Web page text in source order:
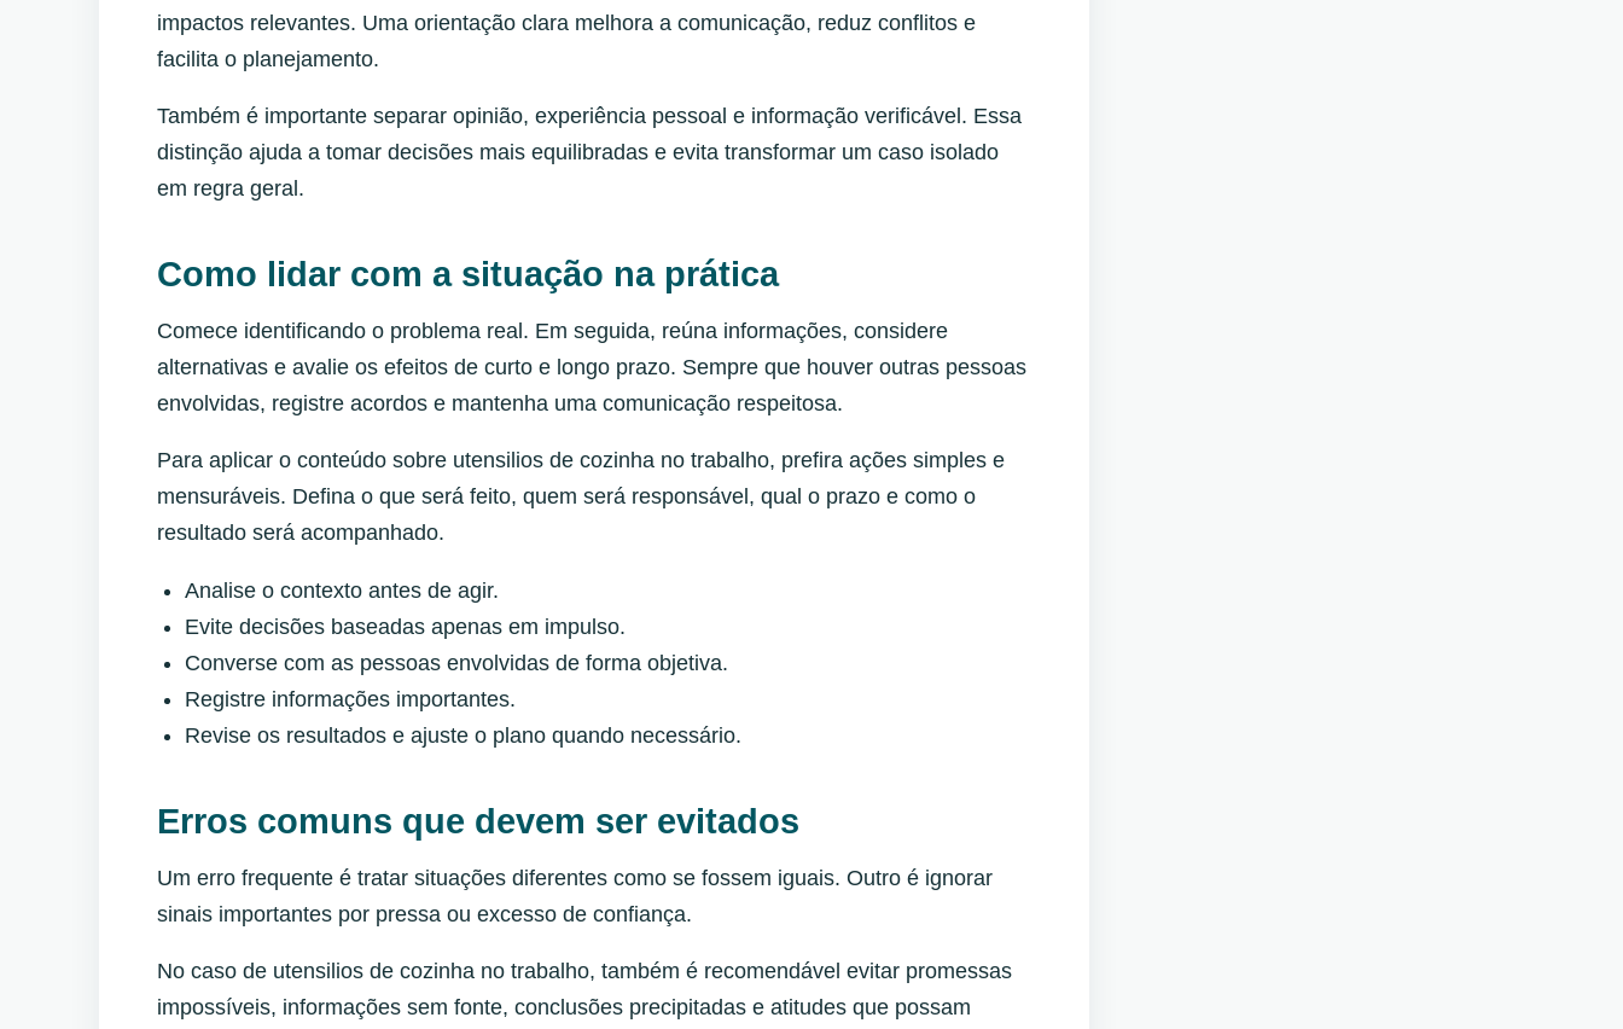
impactos relevantes. Uma orientação clara melhora a comunicação, reduz conflitos e
facilita o planejamento.
Também é importante separar opinião, experiência pessoal e informação verificável. Essa
distinção ajuda a tomar decisões mais equilibradas e evita transformar um caso isolado
em regra geral.
Como lidar com a situação na prática
Comece identificando o problema real. Em seguida, reúna informações, considere
alternativas e avalie os efeitos de curto e longo prazo. Sempre que houver outras pessoas
envolvidas, registre acordos e mantenha uma comunicação respeitosa.
Para aplicar o conteúdo sobre utensilios de cozinha no trabalho, prefira ações simples e
mensuráveis. Defina o que será feito, quem será responsável, qual o prazo e como o
resultado será acompanhado.
Analise o contexto antes de agir.
Evite decisões baseadas apenas em impulso.
Converse com as pessoas envolvidas de forma objetiva.
Registre informações importantes.
Revise os resultados e ajuste o plano quando necessário.
Erros comuns que devem ser evitados
Um erro frequente é tratar situações diferentes como se fossem iguais. Outro é ignorar
sinais importantes por pressa ou excesso de confiança.
No caso de utensilios de cozinha no trabalho, também é recomendável evitar promessas
impossíveis, informações sem fonte, conclusões precipitadas e atitudes que possam